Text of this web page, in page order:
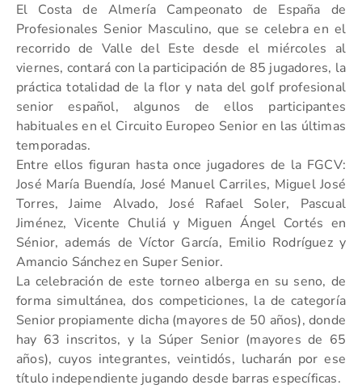
El Costa de Almería Campeonato de España de
Profesionales Senior Masculino, que se celebra en el
recorrido de Valle del Este desde el miércoles al
viernes, contará con la participación de 85 jugadores, la
práctica totalidad de la flor y nata del golf profesional
senior español, algunos de ellos participantes
habituales en el Circuito Europeo Senior en las últimas
temporadas.
Entre ellos figuran hasta once jugadores de la FGCV:
José María Buendía, José Manuel Carriles, Miguel José
Torres, Jaime Alvado, José Rafael Soler, Pascual
Jiménez, Vicente Chuliá y Miguen Ángel Cortés en
Sénior, además de Víctor García, Emilio Rodríguez y
Amancio Sánchez en Super Senior.
La celebración de este torneo alberga en su seno, de
forma simultánea, dos competiciones, la de categoría
Senior propiamente dicha (mayores de 50 años), donde
hay 63 inscritos, y la Súper Senior (mayores de 65
años), cuyos integrantes, veintidós, lucharán por ese
título independiente jugando desde barras específicas.